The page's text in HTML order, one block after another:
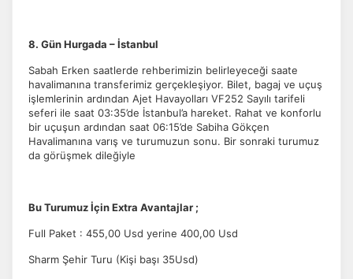
Pazarlama Çerezleri
kullanılır. Kapatırsanız reklamları görmeye devam
edersiniz, ancak daha az alakalı olabilirler.
8. Gün Hurgada – İstanbul
Sabah Erken saatlerde rehberimizin belirleyeceği saate
havalimanına transferimiz gerçekleşiyor. Bilet, bagaj ve uçuş
işlemlerinin ardından Ajet Havayolları VF252 Sayılı tarifeli
seferi ile saat 03:35’de İstanbul’a hareket. Rahat ve konforlu
bir uçuşun ardından saat 06:15’de Sabiha Gökçen
Havalimanına varış ve turumuzun sonu. Bir sonraki turumuz
da görüşmek dileğiyle
Bu Turumuz İçin Extra Avantajlar ;
Full Paket : 455,00 Usd yerine 400,00 Usd
Sharm Şehir Turu (Kişi başı 35Usd)